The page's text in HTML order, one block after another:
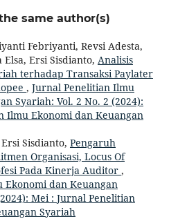
same author(s)
Febriyanti, Revsi Adesta,
Ersi Sisdianto, Analisis
terhadap Transaksi Paylater
, Jurnal Penelitian Ilmu
Syariah: Vol. 2 No. 2 (2024):
Ilmu Ekonomi dan Keuangan
Sisdianto, Pengaruh
Organisasi, Locus Of
Pada Kinerja Auditor ,
dan Keuangan
Mei : Jurnal Penelitian
Syariah